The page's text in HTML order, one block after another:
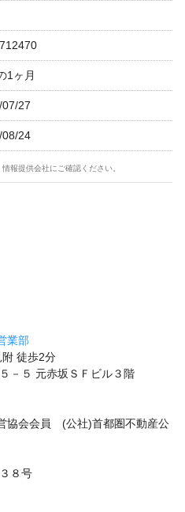
1ヶ月
27
24
報提供会社にご確認ください。
業部
徒歩2分
－５ 元赤坂ＳＦビル３階
協会会員 (公社)首都圏不動産公
８号